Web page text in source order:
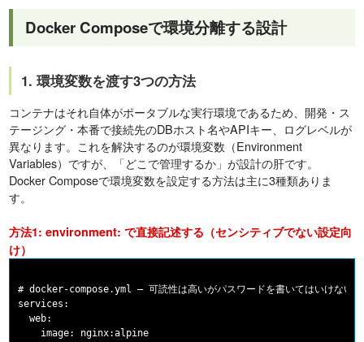
Docker Composeで環境分離する設計
1. 環境変数を渡す3つの方法
コンテナはそれ自体がポータブルな実行環境であるため、開発・ス
テージング・本番で接続先のDBホスト名やAPIキー、ログレベルが
異なります。これを解決するのが環境変数（Environment
Variables）ですが、「どこで管理するか」が設計の肝です。
Docker Composeで環境変数を設定する方法は主に3種類ありま
す。
方法1: environment: で直接記述する（センシティブでない設定向
け）
# docker-compose.yml — 可読性は高いがパスワードを書いてはいけない
services:
  web:
    image: nginx:alpine